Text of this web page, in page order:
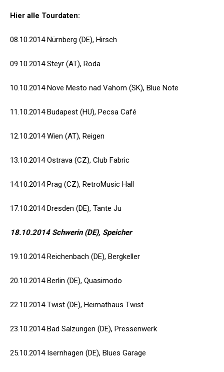
Hier alle Tourdaten:
08.10.2014 Nürnberg (DE), Hirsch
09.10.2014 Steyr (AT), Röda
10.10.2014 Nove Mesto nad Vahom (SK), Blue Note
11.10.2014 Budapest (HU), Pecsa Café
12.10.2014 Wien (AT), Reigen
13.10.2014 Ostrava (CZ), Club Fabric
14.10.2014 Prag (CZ), RetroMusic Hall
17.10.2014 Dresden (DE), Tante Ju
18.10.2014 Schwerin (DE), Speicher
19.10.2014 Reichenbach (DE), Bergkeller
20.10.2014 Berlin (DE), Quasimodo
22.10.2014 Twist (DE), Heimathaus Twist
23.10.2014 Bad Salzungen (DE), Pressenwerk
25.10.2014 Isernhagen (DE), Blues Garage